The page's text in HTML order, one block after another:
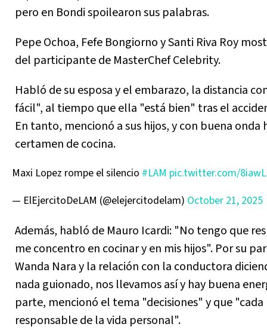
pero en Bondi spoilearon sus palabras.
Pepe Ochoa, Fefe Bongiorno y Santi Riva Roy
del participante de MasterChef Celebrity.
Habló de su esposa y el embarazo, la distancia
fácil", al tiempo que ella "está bien" tras el
En tanto, mencionó a sus hijos, y con buena onda
certamen de cocina.
Maxi Lopez rompe el silencio #LAM pic.twitter.com/
— ElEjercitoDeLAM (@elejercitodelam) October 21, 2025
Además, habló de Mauro Icardi: "No tengo que
me concentro en cocinar y en mis hijos". Por su
Wanda Nara y la relación con la conductora
nada guionado, nos llevamos así y hay buena
parte, mencionó el tema "decisiones" y que "cada
responsable de la vida personal".